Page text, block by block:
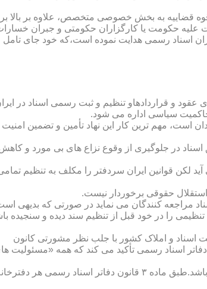
قضاییه به بخش خصوصی متخصص، علاوه بر بالا
حکومت یا کارگزاران حکومتی و جبران
اسناد رسمی هدایت نموده است،که خود جای تامل
عقود و قراردادهاو تنظیم و ثبت رسمی اسناد در
سیاسی اداره می شود.
است، مهم ترین کار این نهاد تأمین و تضمین امنیت
در جلوگیری از وقوع نزاع های بی مورد و
لکن قوانین ایران سردفتر را مکلف به تنظیم
حقوقی برخوردار نیست.
اسناد مراجعه کنندگان می نماید در صورتی که بدیهی
را در خود قبل از تنظیم سند دیده و سنجیده
اسناد و املاک کشور با جلب نظر مشورتی کانون
تعیین شده و سردفتر نامیده می شود. ماده ۲۱ قانون دفاتر اسناد رسمی تأکید می کند که همه «مسئولیت
دفتریار :دفتریار سمت معاونت دفترخانه و نمایندگی سازمان ثبت را دارا می باشد.طبق ماده ۳ قانون دفاتر اسناد رسمی هر